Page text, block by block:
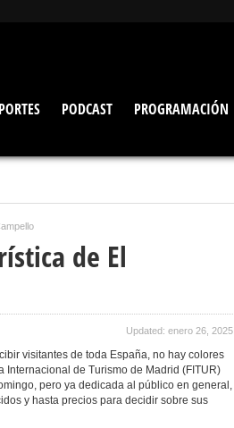
PODCAST PROGRAMACIÓN
de El
Updated: enero 26, 2025
visitantes de toda España, no hay colores
de Turismo de Madrid (FITUR)
pero ya dedicada al público en general,
y hasta precios para decidir sobre sus